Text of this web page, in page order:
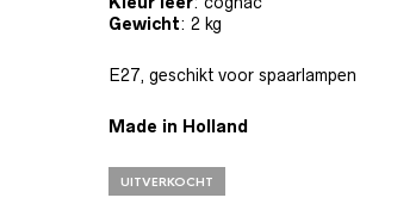
Gewicht: 2 kg
E27, geschikt voor spaarlampen
Made in Holland
UITVERKOCHT